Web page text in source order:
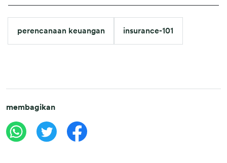
perencanaan keuangan insurance-101
membagikan